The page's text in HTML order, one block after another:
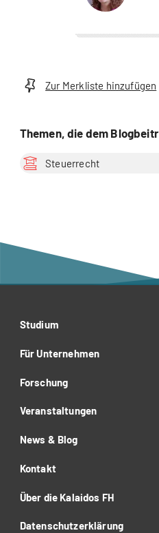
Zur Merkliste hinzufügen
Themen, die dem
Steuerrecht
Studium
Für Unternehmen
Forschung
Veranstaltungen
News & Blog
Kontakt
Über die Kalaidos FH
Datenschutzerklärung